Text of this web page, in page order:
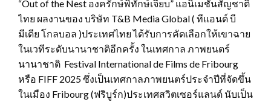
“Out of the Nest องครักษ์พิทักษ์เจี๊ยบ” แอนิเมชันสัญชาติ
ไทย ผลงานของ บริษัท T&B Media Global ( ทีแอนด์ บี
มีเดีย โกลบอล )ประเทศไทย ได้รับการคัดเลือกให้เขาฉาย
ในเวทีระดับนานาชาติอีกครั้ง ในเทศกาล ภาพยนตร์
นานาชาติ Festival International de Films de Fribourg
หรือ FIFF 2025 ซึ่งเป็นเทศกาลภาพยนตร์ประจำปีที่จัดขึ้น
ในเมือง Fribourg (ฟริบูร์ก)ประเทศสวิตเซอร์แลนด์ นับเป็น